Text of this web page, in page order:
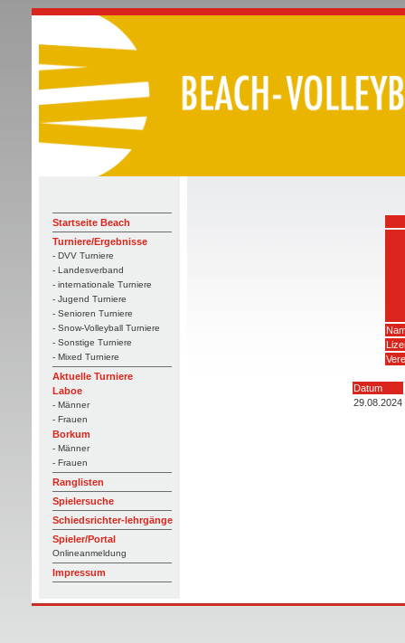
Startseite Beach
Turniere/Ergebnisse
- DVV Turniere
- Landesverband
- internationale Turniere
- Jugend Turniere
- Senioren Turniere
- Snow-Volleyball Turniere
- Sonstige Turniere
- Mixed Turniere
Aktuelle Turniere
Laboe
- Männer
- Frauen
Borkum
- Männer
- Frauen
Ranglisten
Spielersuche
Schiedsrichter-lehrgänge
Spieler/Portal
Onlineanmeldung
Impressum
Datum
29.08.2024